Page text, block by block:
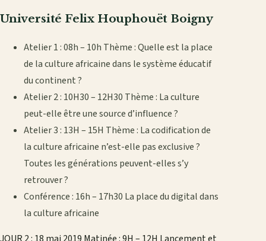
Université Felix Houphouët Boigny
Atelier 1 : 08h – 10h Thème : Quelle est la place
de la culture africaine dans le système éducatif
du continent ?
Atelier 2 : 10H30 – 12H30 Thème : La culture
peut-elle être une source d’influence ?
Atelier 3 : 13H – 15H Thème : La codification de
la culture africaine n’est-elle pas exclusive ?
Toutes les générations peuvent-elles s’y
retrouver ?
Conférence : 16h – 17h30 La place du digital dans
la culture africaine